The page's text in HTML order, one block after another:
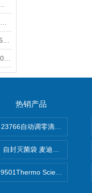
热销产品
自封灭菌袋 麦迪康Medicom
9501Thermo Scientific S1移